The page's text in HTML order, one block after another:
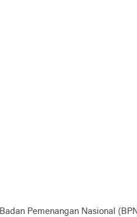
Badan Pemenangan Nasional